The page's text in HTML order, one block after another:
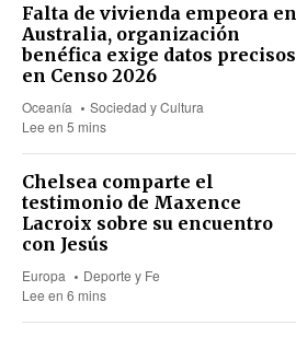
Falta de vivienda empeora en
Australia, organización
benéfica exige datos precisos
en Censo 2026
Oceanía
Sociedad y Cultura
Lee en 5 mins
Chelsea comparte el
testimonio de Maxence
Lacroix sobre su encuentro
con Jesús
Europa
Deporte y Fe
Lee en 6 mins